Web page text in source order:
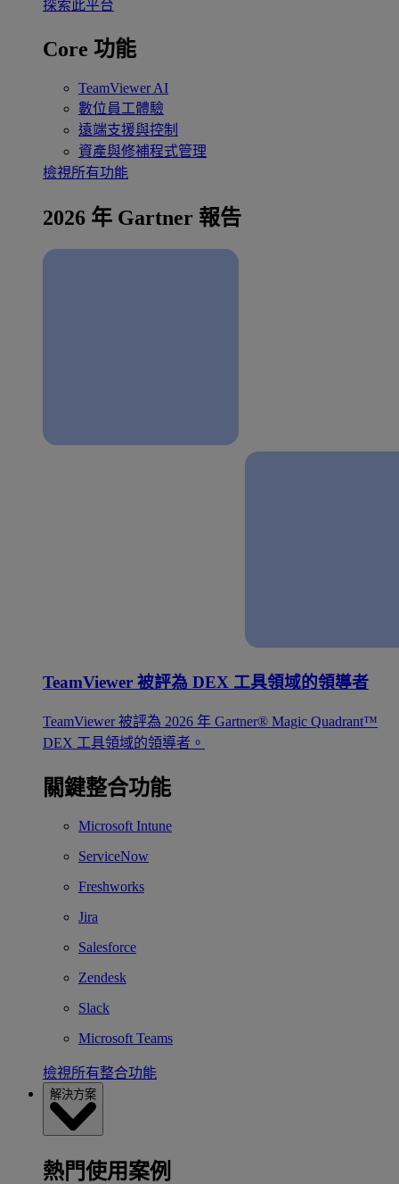
探索此平台
Core 功能
TeamViewer AI
數位員工體驗
遠端支援與控制
資產與修補程式管理
檢視所有功能
2026 年 Gartner 報告
TeamViewer 被評為 DEX 工具領域的領導者
TeamViewer 被評為 2026 年 Gartner® Magic Quadrant™
DEX 工具領域的領導者。
關鍵整合功能
Microsoft Intune
ServiceNow
Freshworks
Jira
Salesforce
Zendesk
Slack
Microsoft Teams
檢視所有整合功能
解決方案
熱門使用案例